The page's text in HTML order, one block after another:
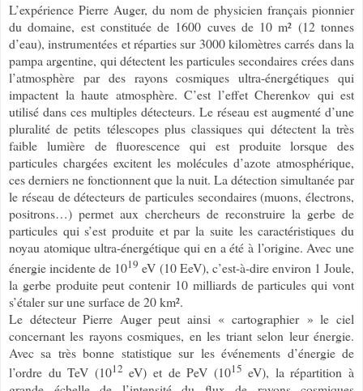
L’expérience Pierre Auger, du nom de physicien français pionnier
du domaine, est constituée de 1600 cuves de 10 m² (12 tonnes
d’eau), instrumentées et réparties sur 3000 kilomètres carrés dans la
pampa argentine, qui détectent les particules secondaires crées dans
l’atmosphère par des rayons cosmiques ultra-énergétiques qui
impactent la haute atmosphère. C’est l’effet Cherenkov qui est
utilisé dans ces multiples détecteurs. Le réseau est augmenté d’une
pluralité de petits télescopes plus classiques qui détectent la très
faible lumière de fluorescence qui est produite lorsque des
particules chargées excitent les molécules d’azote atmosphérique,
ces derniers ne fonctionnent que la nuit. La détection simultanée par
le réseau de détecteurs de particules secondaires (muons, électrons,
positrons…) permet aux chercheurs de reconstruire la gerbe de
particules qui s’est produite et par la suite les caractéristiques du
noyau atomique ultra-énergétique qui en a été à l’origine. Avec une
énergie incidente de 1019 eV (10 EeV), c’est-à-dire environ 1 Joule,
la gerbe produite peut contenir 10 milliards de particules qui vont
s’étaler sur une surface de 20 km².
Le détecteur Pierre Auger peut ainsi « cartographier » le ciel
concernant les rayons cosmiques, en les triant selon leur énergie.
Avec sa très bonne statistique sur les événements d’énergie de
l’ordre du TeV (1012 eV) et de PeV (1015 eV), la répartition à